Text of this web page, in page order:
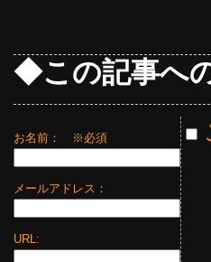
◆この記事へ
お名前： ※必須
メールアドレス：
URL: